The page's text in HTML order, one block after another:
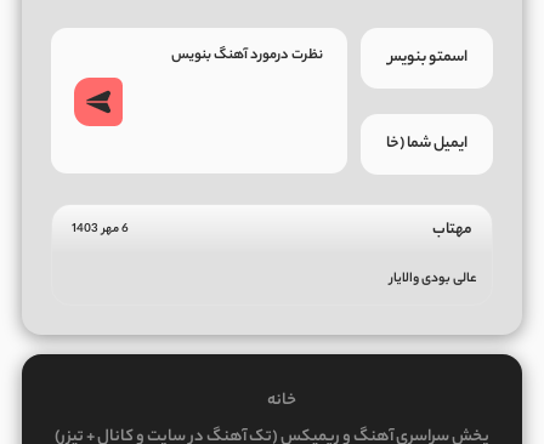
مهتاب 6 مهر 1403
عالی بودی والایار
خانه
پخش سراسری آهنگ و ریمیکس (تک آهنگ در سایت و کانال + تیزر)